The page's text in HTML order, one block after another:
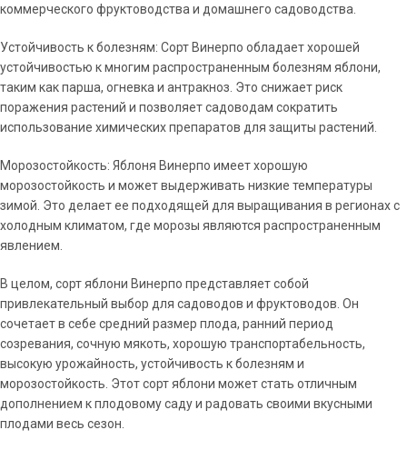
коммерческого фруктоводства и домашнего садоводства.
Устойчивость к болезням: Сорт Винерпо обладает хорошей
устойчивостью к многим распространенным болезням яблони,
таким как парша, огневка и антракноз. Это снижает риск
поражения растений и позволяет садоводам сократить
использование химических препаратов для защиты растений.
Морозостойкость: Яблоня Винерпо имеет хорошую
морозостойкость и может выдерживать низкие температуры
зимой. Это делает ее подходящей для выращивания в регионах с
холодным климатом, где морозы являются распространенным
явлением.
В целом, сорт яблони Винерпо представляет собой
привлекательный выбор для садоводов и фруктоводов. Он
сочетает в себе средний размер плода, ранний период
созревания, сочную мякоть, хорошую транспортабельность,
высокую урожайность, устойчивость к болезням и
морозостойкость. Этот сорт яблони может стать отличным
дополнением к плодовому саду и радовать своими вкусными
плодами весь сезон.